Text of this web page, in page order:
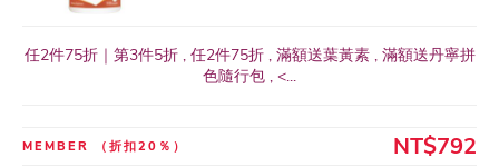
任2件75折｜第3件5折 , 任2件75折 , 滿額送葉黃素 , 滿額送丹寧拼
色隨行包 , <...
MEMBER （折扣20％） NT$792